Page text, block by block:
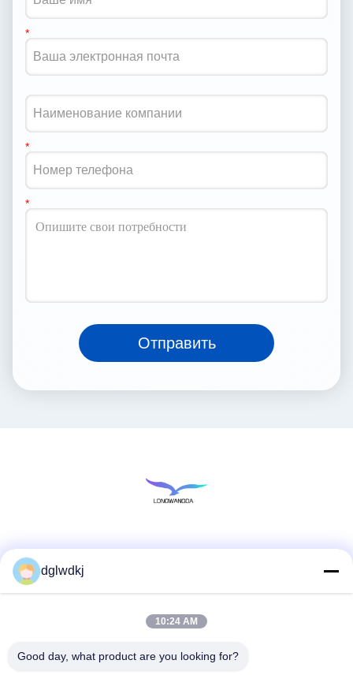
Отправить
Быстрый контакт
Телефон
dglwdkj
10:24 AM
Good day, what product are you looking for?